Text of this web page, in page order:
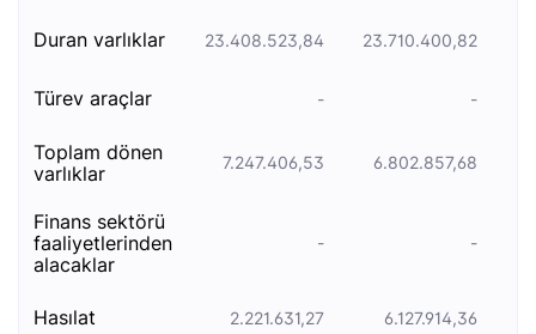
duran varliklar 23.408.523,84 23.710.400,82
türev araçlar - -
toplam dönen
varlıklar
7.247.406,53 6.802.857,68
finans sektörü
faaliyetlerinden
alacaklar
- -
hasılat 2.221.631,27 6.127.914,36